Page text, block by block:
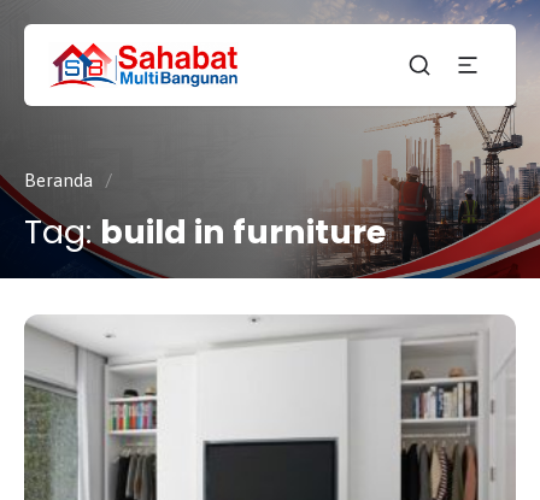
CV.
SAHABAT
MULTI
BANGUNAN
Sahabat
Pembangunan Anda
Beranda /
Tag:build in furniture